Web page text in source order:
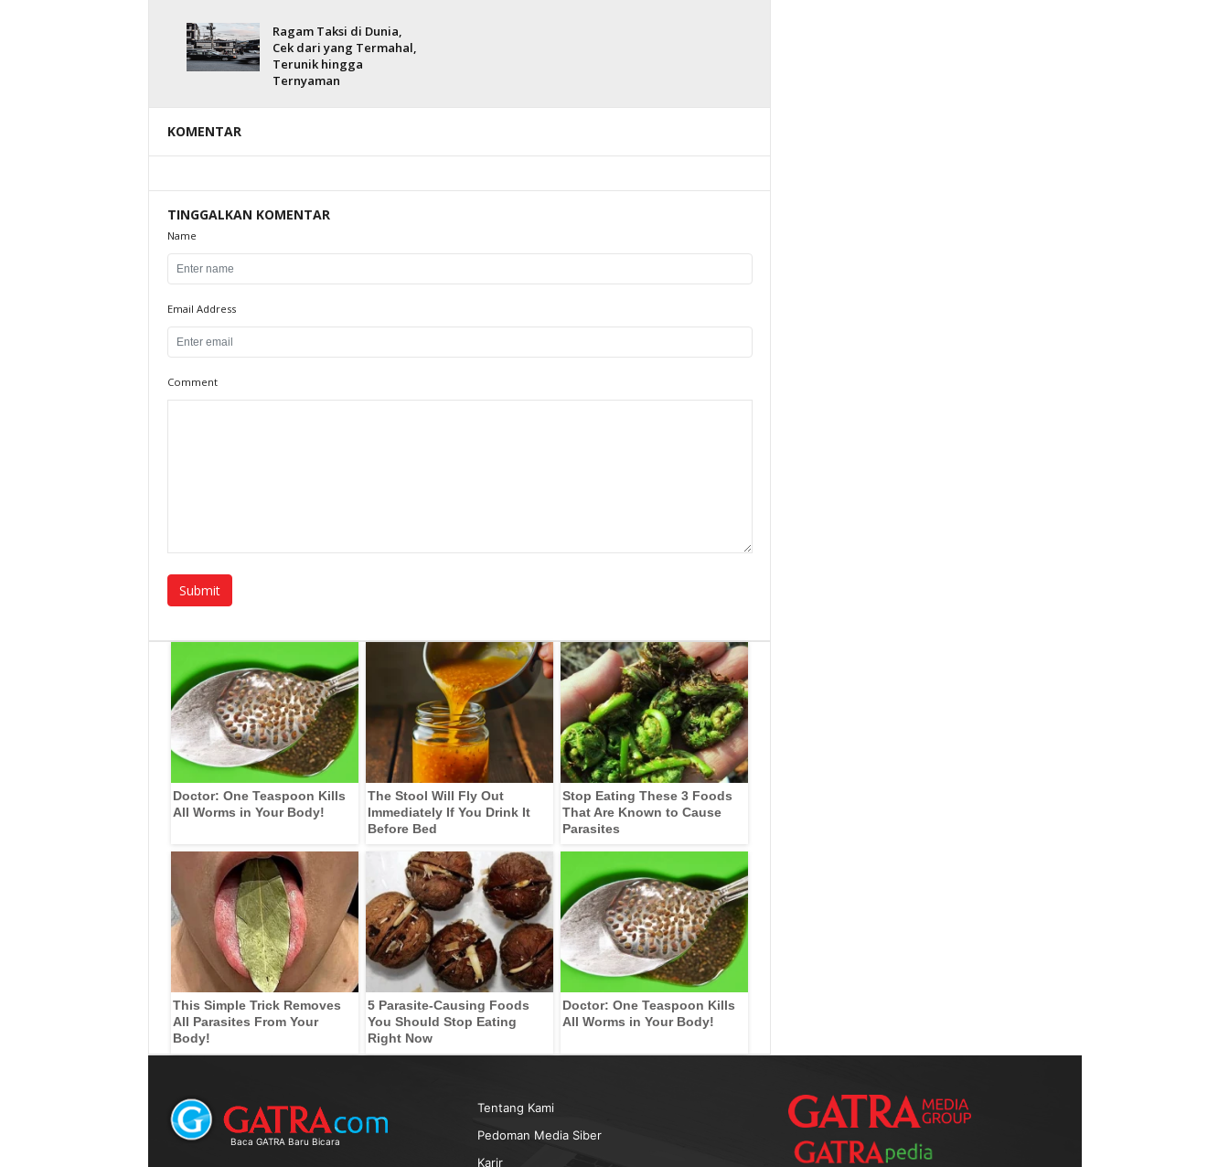
Ragam Taksi di Dunia,
Cek dari yang Termahal,
Terunik hingga
Ternyaman
KOMENTAR
TINGGALKAN KOMENTAR
Name
Email Address
Comment
Doctor: One Teaspoon Kills
All Worms in Your Body!
The Stool Will Fly Out
Immediately If You Drink It
Before Bed
Stop Eating These 3 Foods
That Are Known to Cause
Parasites
This Simple Trick Removes
All Parasites From Your
Body!
5 Parasite-Causing Foods
You Should Stop Eating
Right Now
Doctor: One Teaspoon Kills
All Worms in Your Body!
Baca GATRA Baru Bicara
Tentang Kami
Pedoman Media Siber
Karir